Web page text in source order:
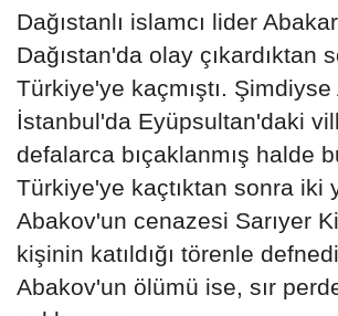
Dağıstanlı islamcı lider
Dağıstan'da olay çıkardıktan
Türkiye'ye kaçmıştı. Şimdiyse
İstanbul'da Eyüpsultan'daki
defalarca bıçaklanmış halde
Türkiye'ye kaçtıktan sonra iki
Abakov'un cenazesi Sarıyer
kişinin katıldığı törenle
Abakov'un ölümü ise, sır